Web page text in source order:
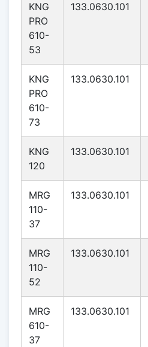
KNG
PRO
610-
53
133.0630.101
KNG
PRO
610-
73
133.0630.101
KNG
120
133.0630.101
MRG
110-
37
133.0630.101
MRG
110-
52
133.0630.101
MRG
610-
37
133.0630.101